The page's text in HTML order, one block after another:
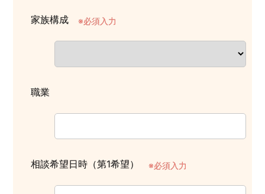
家族構成 ※必須入力
職業
相談希望日時（第1希望） ※必須入力